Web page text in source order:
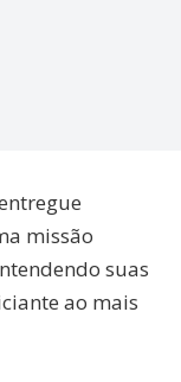
missão
suas
ao mais